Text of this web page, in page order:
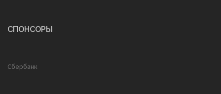
СПОНСОРЫ
Сбербанк